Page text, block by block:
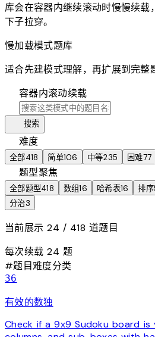
库会在容器内继续滚动时慢慢续载
下子拉穿。
慢加载模式题库
适合先建模式理解，再扩展到完整
容器内滚动续载
搜索
难度
全部418 简单106 中等235 困难77
题型聚焦
全部题型418 数组16 哈希表16 排序
分治3
当前展示24 / 418 道题目
每次续载 24 题
#题目难度分类
36
有效的数独
Check if a 9x9 Sudoku board is